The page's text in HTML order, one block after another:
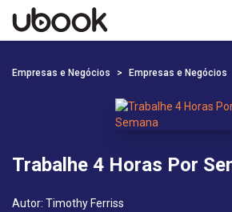
Empresas e Negócios Empresas e Negócios
Trabalhe 4 Horas Por
Autor: Timothy Ferriss